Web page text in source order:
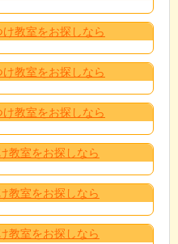
教室をお探しなら
教室をお探しなら
教室をお探しなら
教室をお探しなら
教室をお探しなら
教室をお探しなら